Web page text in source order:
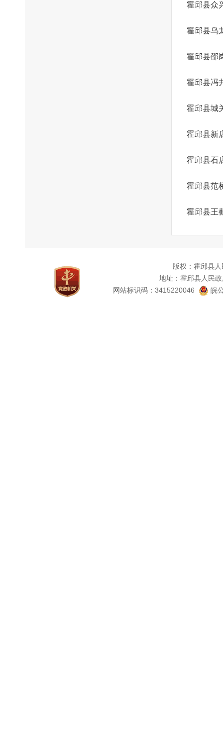
霍邱县众
霍邱县乌
霍邱县邵
霍邱县冯
霍邱县城
霍邱县新
霍邱县石
霍邱县范
霍邱县王
版权：霍邱县
地址：霍邱县人民
网站标识码：3415220046
皖